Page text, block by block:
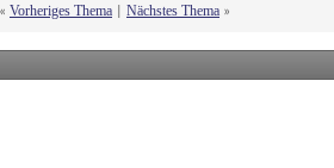
« Vorheriges Thema Nächstes Thema »